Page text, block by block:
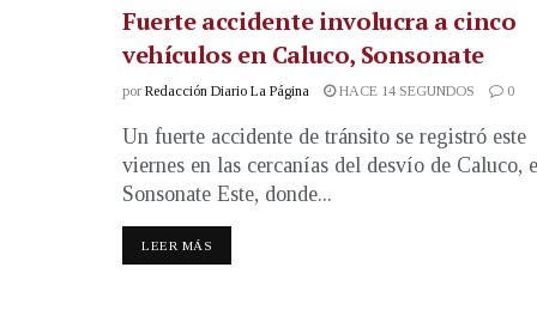
Fuerte accidente involucra a cinco
vehículos en Caluco, Sonsonate
por Redacción Diario La Página HACE 14 SEGUNDOS 0
Un fuerte accidente de tránsito se registró este
viernes en las cercanías del desvío de Caluco,
Sonsonate Este, donde...
LEER MÁS